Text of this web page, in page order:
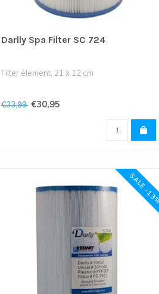
Darlly Spa Filter SC 724
Filter element, 21 x 12 cm
Bovenkant is gesloten en onderkant is 3,8
€33,99 €30,95
SALE -